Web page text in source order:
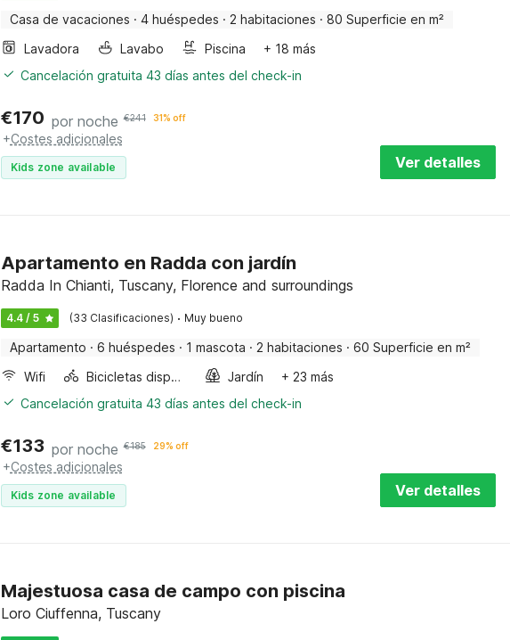
Casa de vacaciones · 4 huéspedes · 2 habitaciones · 80 Superficie en m²
Lavadora
Lavabo Piscina
+ 18 más
Cancelación gratuita 43 días antes del check-in
€170 por noche €241 31% off
+Costes adicionales
Kids zone available Ver detalles
Apartamento en Radda con jardín
Radda In Chianti, Tuscany, Florence and surroundings
4.4 / 5 (33 Clasificaciones) · Muy bueno
Apartamento · 6 huéspedes · 1 mascota · 2 habitaciones · 60 Superficie en m²
Wifi
Bicicletas disponibles Jardín
+ 23 más
Cancelación gratuita 43 días antes del check-in
€133 por noche €185 29% off
+Costes adicionales
Kids zone available Ver detalles
Majestuosa casa de campo con piscina
Loro Ciuffenna, Tuscany